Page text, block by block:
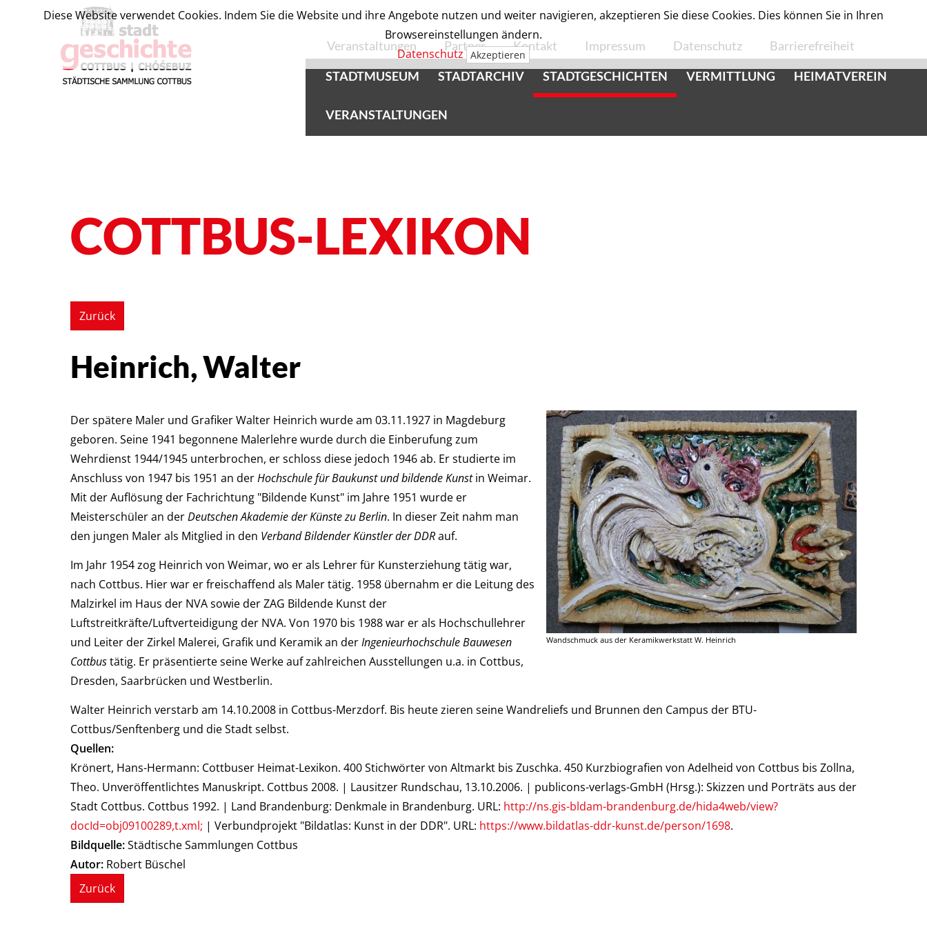
Diese Website verwendet Cookies. Indem Sie die Website und ihre Angebote nutzen und weiter navigieren, akzeptieren Sie diese Cookies. Dies können Sie in Ihren
Browsereinstellungen ändern.
Datenschutz Akzeptieren
Veranstaltungen Partner Kontakt Impressum Datenschutz
Barrierefreiheit
STADTMUSEUM
STADTARCHIV STADTGESCHICHTEN VERMITTLUNG HEIMATVEREIN
VERANSTALTUNGEN
COTTBUS-LEXIKON
Zurück
Heinrich, Walter
Wandschmuck aus der Keramikwerkstatt W. Heinrich
Der spätere Maler und Grafiker Walter Heinrich wurde am 03.11.1927 in Magdeburg
geboren. Seine 1941 begonnene Malerlehre wurde durch die Einberufung zum
Wehrdienst 1944/1945 unterbrochen, er schloss diese jedoch 1946 ab. Er studierte im
Anschluss von 1947 bis 1951 an derHochschule für Baukunst und bildende Kunstin Weimar.
Mit der Auflösung der Fachrichtung "Bildende Kunst" im Jahre 1951 wurde er
Meisterschüler an derDeutschen Akademie der Künste zu Berlin. In dieser Zeit nahm man
den jungen Maler als Mitglied in den Verband Bildender Künstler der DDRauf.
Im Jahr 1954 zog Heinrich von Weimar, wo er als Lehrer für Kunsterziehung tätig war,
nach Cottbus. Hier war er freischaffend als Maler tätig. 1958 übernahm er die Leitung des
Malzirkel im Haus der NVA sowie der ZAG Bildende Kunst der
Luftstreitkräfte/Luftverteidigung der NVA. Von 1970 bis 1988 war er als Hochschullehrer
und Leiter der Zirkel Malerei, Grafik und Keramik an derIngenieurhochschule Bauwesen
Cottbustätig. Er präsentierte seine Werke auf zahlreichen Ausstellungen u.a. in Cottbus,
Dresden, Saarbrücken und Westberlin.
Walter Heinrich verstarb am 14.10.2008 in Cottbus-Merzdorf. Bis heute zieren seine Wandreliefs und Brunnen den Campus der BTU-
Cottbus/Senftenberg und die Stadt selbst.
Quellen:
Krönert, Hans-Hermann: Cottbuser Heimat-Lexikon. 400 Stichwörter von Altmarkt bis Zuschka. 450 Kurzbiografien von Adelheid von Cottbus bis Zollna,
Theo. Unveröffentlichtes Manuskript. Cottbus 2008. | Lausitzer Rundschau, 13.10.2006. | publicons-verlags-GmbH (Hrsg.): Skizzen und Porträts aus der
Stadt Cottbus. Cottbus 1992. | Land Brandenburg: Denkmale in Brandenburg. URL: http://ns.gis-bldam-brandenburg.de/hida4web/view?
docId=obj09100289,t.xml; | Verbundprojekt "Bildatlas: Kunst in der DDR". URL: https://www.bildatlas-ddr-kunst.de/person/1698.
Bildquelle:Städtische Sammlungen Cottbus
Autor: Robert Büschel
Zurück